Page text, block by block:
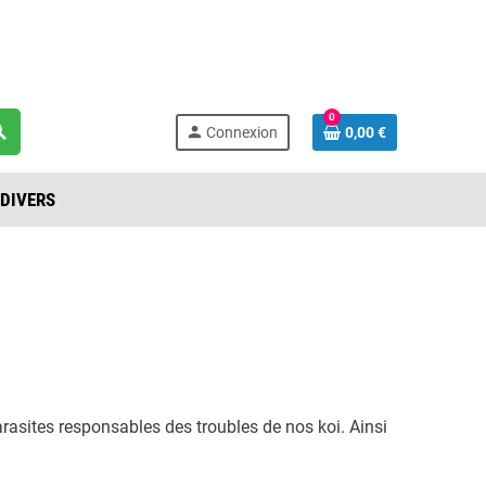
person Connexion
0
0,00 €
DIVERS
responsables des troubles de nos koi. Ainsi